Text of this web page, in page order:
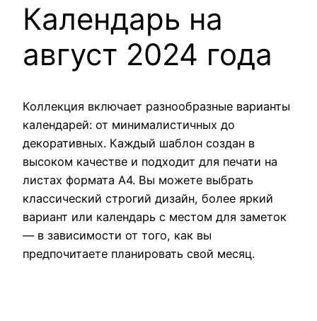
Календарь на
август 2024 года
Коллекция включает разнообразные варианты
календарей: от минималистичных до
декоративных. Каждый шаблон создан в
высоком качестве и подходит для печати на
листах формата A4. Вы можете выбрать
классический строгий дизайн, более яркий
вариант или календарь с местом для заметок
— в зависимости от того, как вы
предпочитаете планировать свой месяц.